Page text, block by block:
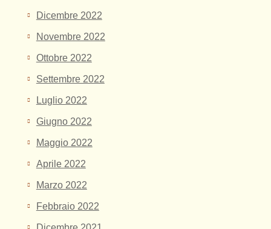
Dicembre 2022
Novembre 2022
Ottobre 2022
Settembre 2022
Luglio 2022
Giugno 2022
Maggio 2022
Aprile 2022
Marzo 2022
Febbraio 2022